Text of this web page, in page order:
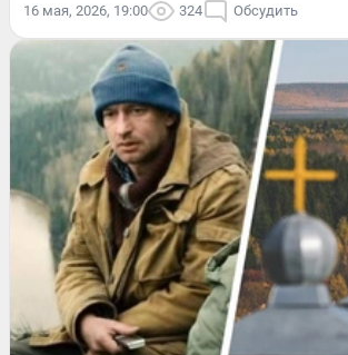
16 мая, 2026, 19:00 324 Обсудить